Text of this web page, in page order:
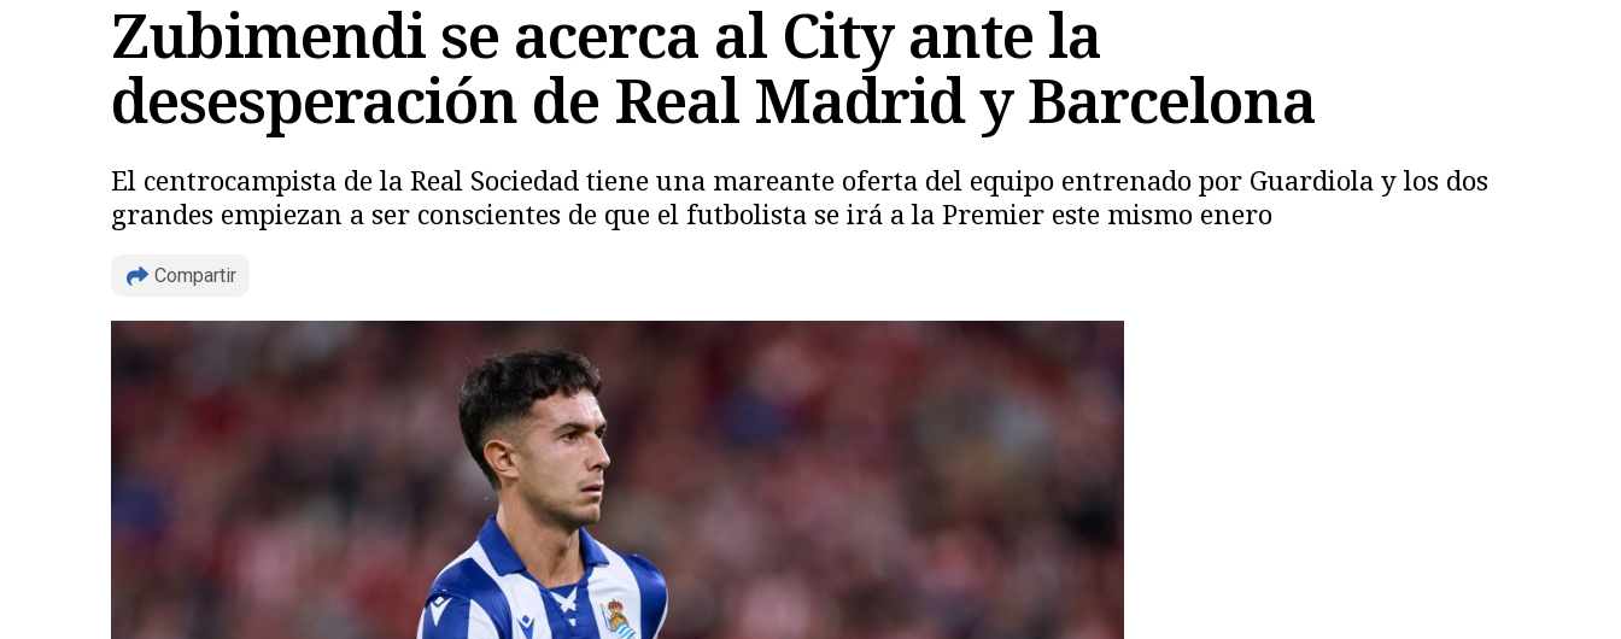
Zubimendi se acerca al City ante la
desesperación de Real Madrid y Barcelona
El centrocampista de la Real Sociedad tiene una mareante oferta del equipo entrenado por Guardiola y los dos
grandes empiezan a ser conscientes de que el futbolista se irá a la Premier este mismo enero
Compartir